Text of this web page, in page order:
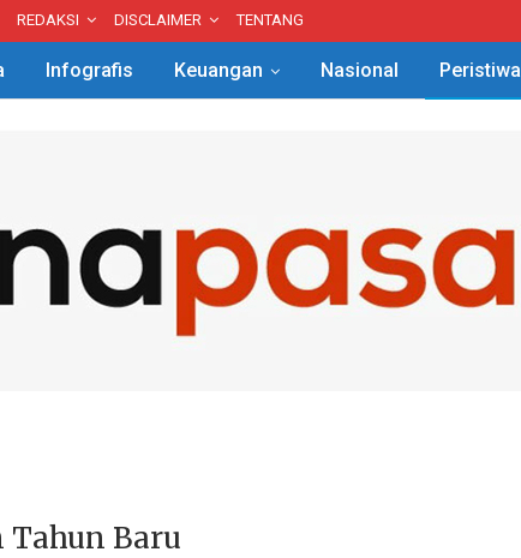
REDAKSI DISCLAIMER TENTANG
Infografis Keuangan Nasional Peristiwa
Tahun Baru